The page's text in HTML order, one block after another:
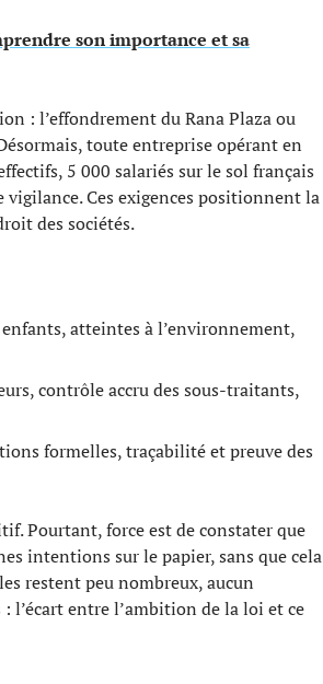
son importance et sa
: l’effondrement du Rana Plaza ou
toute entreprise opérant en
5 000 salariés sur le sol français
Ces exigences positionnent la
des sociétés.
atteintes à l’environnement,
contrôle accru des sous-traitants,
formelles, traçabilité et preuve des
Pourtant, force est de constater que
intentions sur le papier, sans que cela
restent peu nombreux, aucun
l’écart entre l’ambition de la loi et ce